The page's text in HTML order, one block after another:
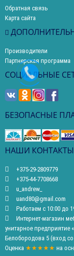
Обратная связь
Карта сайта
Производители
Партнерская программа
СОЦИАЛЬНЫЕ
БЕЗОПАСНЫЕ
НАШИ КОНТАКТЫ
+375-29-2809779
+375-44-7708668
u_andrew_
uand80@gmail.com
Работаем с 10:00 до
Интернет-магазин
унитарное предприятие
Белобородова 5 (вход
Оценка ★★★★★ на